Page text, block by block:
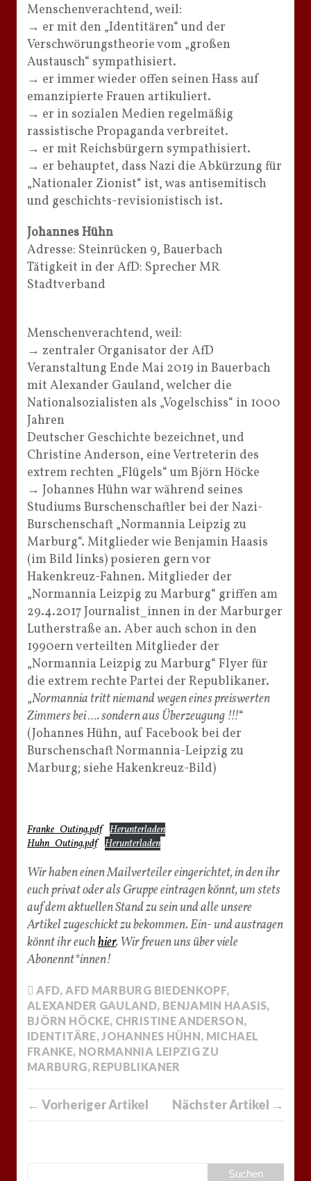
Menschenverachtend, weil:
→ er mit den „Identitären“ und der
Verschwörungstheorie vom „großen
Austausch“ sympathisiert.
→ er immer wieder offen seinen Hass auf
emanzipierte Frauen artikuliert.
→ er in sozialen Medien regelmäßig
rassistische Propaganda verbreitet.
→ er mit Reichsbürgern sympathisiert.
→ er behauptet, dass Nazi die Abkürzung für
„Nationaler Zionist“ ist, was antisemitisch
und geschichts-revisionistisch ist.
Johannes Hühn
Adresse: Steinrücken 9, Bauerbach
Tätigkeit in der AfD: Sprecher MR
Stadtverband
Menschenverachtend, weil:
→ zentraler Organisator der AfD
Veranstaltung Ende Mai 2019 in Bauerbach
mit Alexander Gauland, welcher die
Nationalsozialisten als „Vogelschiss“ in 1000
Jahren
Deutscher Geschichte bezeichnet, und
Christine Anderson, eine Vertreterin des
extrem rechten „Flügels“ um Björn Höcke
→ Johannes Hühn war während seines
Studiums Burschenschaftler bei der Nazi-
Burschenschaft „Normannia Leipzig zu
Marburg“. Mitglieder wie Benjamin Haasis
(im Bild links) posieren gern vor
Hakenkreuz-Fahnen. Mitglieder der
„Normannia Leizpig zu Marburg“ griffen am
29.4.2017 Journalist_innen in der Marburger
Lutherstraße an. Aber auch schon in den
1990ern verteilten Mitglieder der
„Normannia Leizpig zu Marburg“ Flyer für
die extrem rechte Partei der Republikaner.
„Normannia tritt niemand wegen eines preiswerten
Zimmers bei …. sondern aus Überzeugung !!!“
(Johannes Hühn, auf Facebook bei der
Burschenschaft Normannia-Leipzig zu
Marburg; siehe Hakenkreuz-Bild)
Franke_Outing.pdf Herunterladen
Huhn_Outing.pdf Herunterladen
Wir haben einen Mailverteiler eingerichtet, in den ihr
euch privat oder als Gruppe eintragen könnt, um stets
auf dem aktuellen Stand zu sein und alle unsere
Artikel zugeschickt zu bekommen. Ein- und austragen
könnt ihr euchhier. Wir freuen uns über viele
Abonennt*innen!
AFD, AFD MARBURG BIEDENKOPF,
ALEXANDER GAULAND, BENJAMIN HAASIS,
BJÖRN HÖCKE, CHRISTINE ANDERSON,
IDENTITÄRE, JOHANNES HÜHN, MICHAEL
FRANKE, NORMANNIA LEIPZIG ZU
MARBURG, REPUBLIKANER
← Vorheriger Artikel Nächster Artikel →